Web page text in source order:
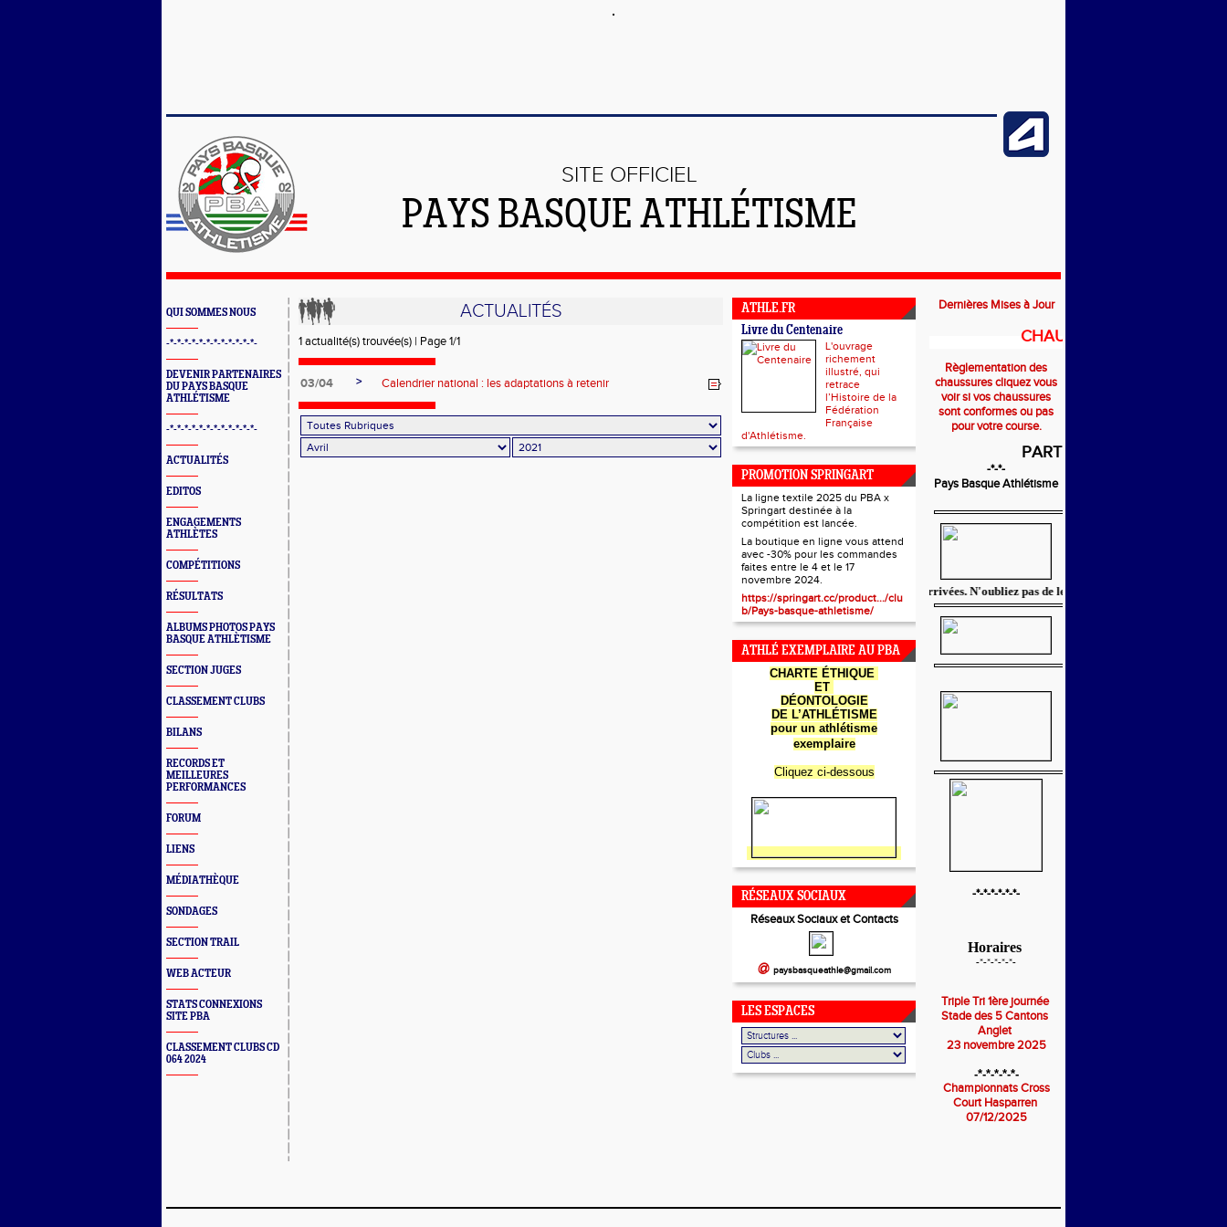
SITE OFFICIEL
PAYS BASQUE ATHLÉTISME
QUI SOMMES NOUS
-*-*-*-*-*-*-*-*-*-*-*-*-
DEVENIR PARTENAIRES
DU PAYS BASQUE
ATHLÉTISME
-*-*-*-*-*-*-*-*-*-*-*-*-
ACTUALITÉS
EDITOS
ENGAGEMENTS
ATHLÈTES
COMPÉTITIONS
RÉSULTATS
ALBUMS PHOTOS PAYS
BASQUE ATHLÈTISME
SECTION JUGES
CLASSEMENT CLUBS
BILANS
RECORDS ET
MEILLEURES
PERFORMANCES
FORUM
LIENS
MÉDIATHÈQUE
SONDAGES
SECTION TRAIL
WEB ACTEUR
STATS CONNEXIONS
SITE PBA
CLASSEMENT CLUBS CD
064 2024
ACTUALITÉS
1 actualité(s) trouvée(s) | Page 1/1
03/04 > Calendrier national : les adaptations à retenir
ATHLE.FR
Livre du Centenaire
L'ouvrage
richement
illustré, qui
retrace
l’Histoire de la
Fédération
Française
d'Athlétisme.
PROMOTION SPRINGART
La ligne textile 2025 du PBA x
Springart destinée à la
compétition est lancée.
La boutique en ligne vous attend
avec -30% pour les commandes
faites entre le 4 et le 17
novembre 2024.
https://springart.cc/product.../clu
b/Pays-basque-athletisme/
ATHLÉ EXEMPLAIRE AU PBA
CHARTE ÉTHIQUE
ET
DÉONTOLOGIE
DE L’ATHLÉTISME
pour un athlétisme
exemplaire
Cliquez ci-dessous
RÉSEAUX SOCIAUX
Réseaux Sociaux et Contacts
@ paysbasqueathle@gmail.com
LES ESPACES
Dernières Mises à Jour
CHAUSSURES
Règlementation des
chaussures cliquez vous
voir si vos chaussures
sont conformes ou pas
pour votre course.
PARTENAIRES
-*-*-
Pays Basque Athlétisme
Les cartes de réductions sont arrivées. N'oubliez pas de les réclamer à votre club.
-*-*-*-*-*-*-
Horaires
-*-*-*-*-*-
Triple Tri 1ère journée
Stade des 5 Cantons
Anglet
23 novembre 2025
-*-*-*-*-*-
Championnats Cross
Court Hasparren
07/12/2025